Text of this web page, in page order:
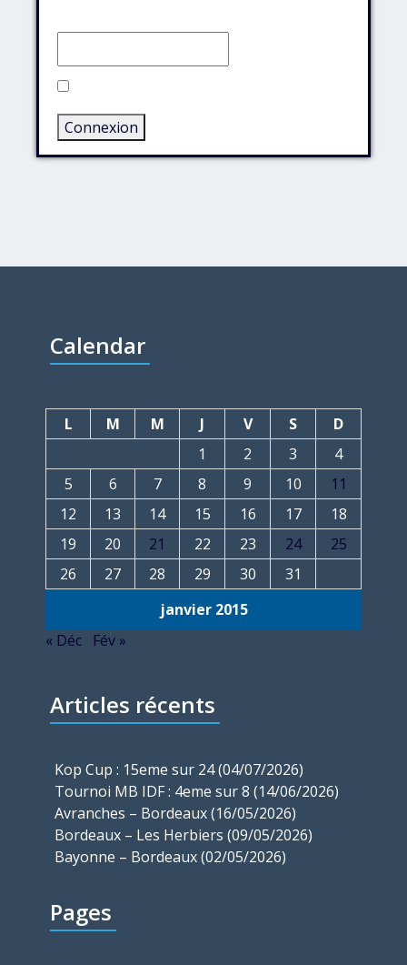
Connexion
Calendar
janvier 2015
L M M J V S
D
1
2 3
4
5
6 7 8 9 10
11
12
13 14 15 16 17
18
19
20 21 22 23 24
25
26
27 28 29 30 31
« Déc Fév »
Articles récents
Kop Cup : 15eme sur 24 (04/07/2026)
Tournoi MB IDF : 4eme sur 8 (14/06/2026)
Avranches – Bordeaux (16/05/2026)
Bordeaux – Les Herbiers (09/05/2026)
Bayonne – Bordeaux (02/05/2026)
Pages